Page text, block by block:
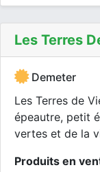
Les Terres
Demeter
Les Terres de
épeautre, petit
vertes et de la
Produits en